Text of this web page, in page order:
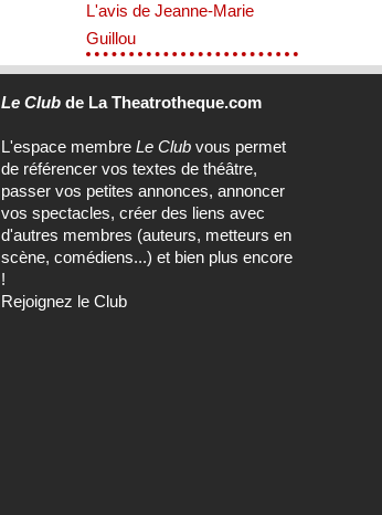
L'avis de Jeanne-Marie
Guillou
Le Club de La Theatrotheque.com
L'espace membreLe Club vous permet
de référencer vos textes de théâtre,
passer vos petites annonces, annoncer
vos spectacles, créer des liens avec
d'autres membres (auteurs, metteurs en
scène, comédiens...) et bien plus encore
!
Rejoignez le Club